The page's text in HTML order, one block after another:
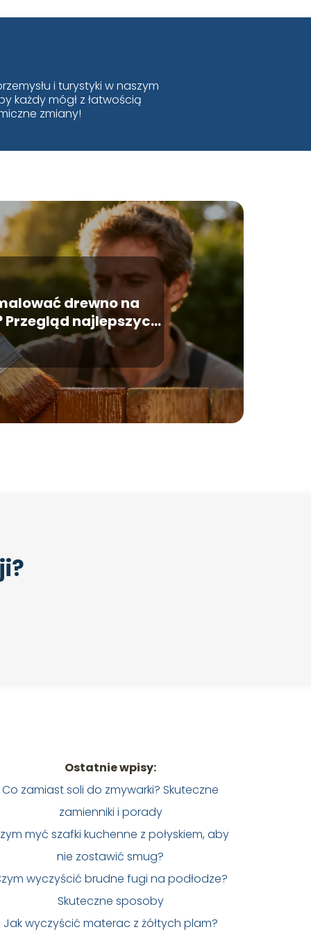
i turystyki w naszym
każdy mógł z łatwością
zmiany!
drewno na
Przegląd najlepszych
preparatów
Ostatnie wpisy:
Co zamiast soli do zmywarki? Skuteczne
zamienniki i porady
myć szafki kuchenne z połyskiem, aby
nie zostawić smug?
wyczyścić brudne fugi na podłodze?
Skuteczne sposoby
Jak wyczyścić materac z żółtych plam?